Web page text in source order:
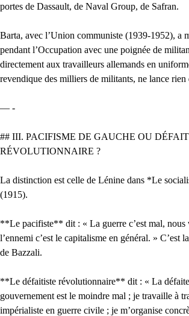
portes de Dassault, de Naval Group, de Safran.
Barta, avec l’Union communiste (1939-1952), a
pendant l’Occupation avec une poignée de
directement aux travailleurs allemands en
revendique des milliers de militants, ne lance rien
— -
## III. PACIFISME DE GAUCHE OU
RÉVOLUTIONNAIRE ?
La distinction est celle de Lénine dans *Le
(1915).
**Le pacifiste** dit : « La guerre c’est mal, nous
l’ennemi c’est le capitalisme en général. » C’est
de Bazzali.
**Le défaitiste révolutionnaire** dit : « La
gouvernement est le moindre mal ; je travaille à
impérialiste en guerre civile ; je m’organise